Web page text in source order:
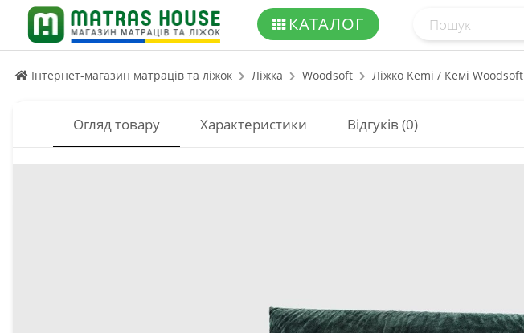
КАТАЛОГ
Інтернет-магазин матраців та ліжок Ліжка Woodsoft Ліжко Kemi / Кемі Woodsoft
Огляд товару Характеристики Відгуків (0)